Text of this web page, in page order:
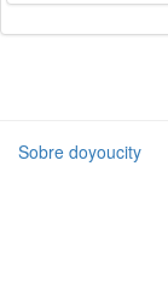
Sobre doyoucity